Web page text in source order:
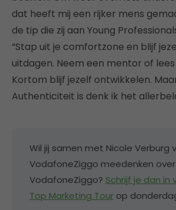
dat heeft mij een rijker mens
de tip die zij aan Young
“Stap uit je comfortzone en blijf
uitdagen. Neem een mentor of
Kortom blijf jezelf ontwikkelen.
Authenticiteit is denk ik het
Wil jij samen met Nicole Verburg
VodafoneZiggo meedenken
VodafoneZiggo? Schrijf je dan in
Top Marketing Tour op